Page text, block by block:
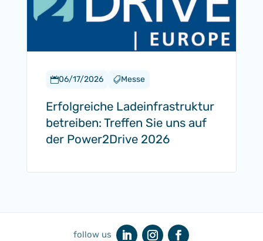
06/17/2026 Messe
Erfolgreiche Ladeinfrastruktur
betreiben: Treffen Sie uns auf
der Power2Drive 2026